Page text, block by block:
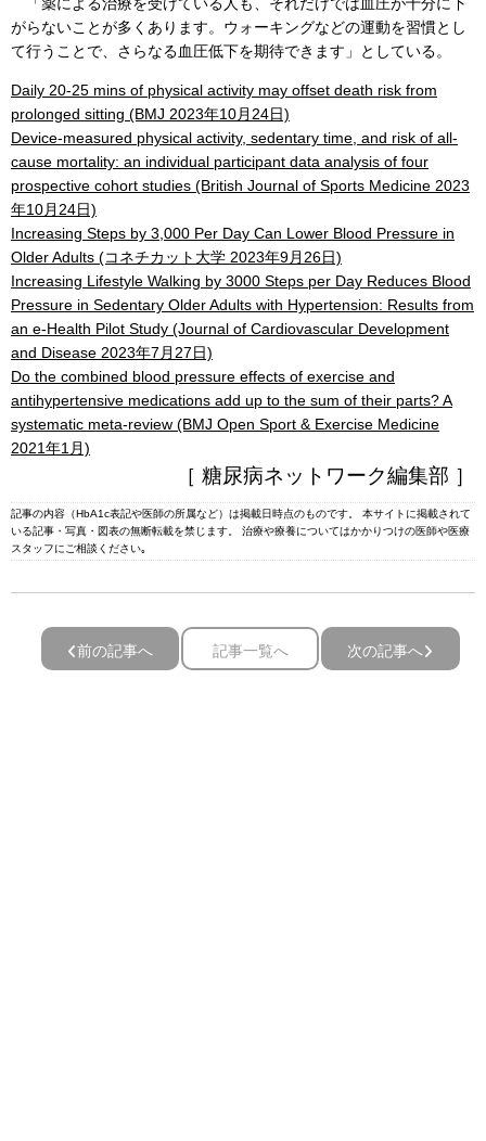
がらないことが多くあります。ウォーキングなどの運動を習慣とし
て行うことで、さらなる血圧低下を期待できます」としている。
Daily 20-25 mins of physical activity may offset death risk from
prolonged sitting (BMJ 2023年10月24日)
Device-measured physical activity, sedentary time, and risk of all-
cause mortality: an individual participant data analysis of four
prospective cohort studies (British Journal of Sports Medicine 2023
年10月24日)
Increasing Steps by 3,000 Per Day Can Lower Blood Pressure in
Older Adults (コネチカット大学 2023年9月26日)
Increasing Lifestyle Walking by 3000 Steps per Day Reduces Blood
Pressure in Sedentary Older Adults with Hypertension: Results from
an e-Health Pilot Study (Journal of Cardiovascular Development
and Disease 2023年7月27日)
Do the combined blood pressure effects of exercise and
antihypertensive medications add up to the sum of their parts? A
systematic meta-review (BMJ Open Sport & Exercise Medicine
2021年1月)
［ 糖尿病ネットワーク編集部 ］
記事の内容（HbA1c表記や医師の所属など）は掲載日時点のものです。 本サイトに掲載されて
いる記事・写真・図表の無断転載を禁じます。 治療や療養についてはかかりつけの医師や医療
スタッフにご相談ください｡
前の記事へ 記事一覧へ 次の記事へ